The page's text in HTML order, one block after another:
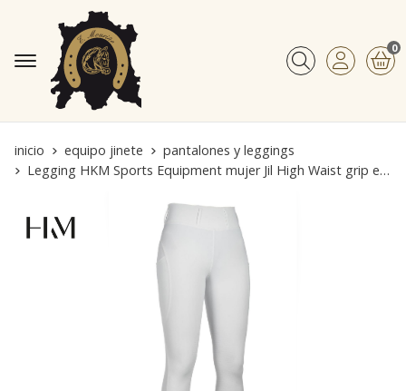
Buscar
0
inicio equipo jinete
pantalones y leggings
Legging HKM Sports Equipment mujer Jil High Waist grip en rodilla color blanco COMODÍSIMO